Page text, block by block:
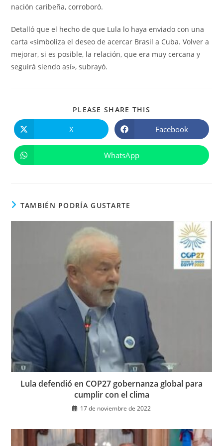
nación caribeña, corroboró.
Detalló que el hecho de que Lula lo haya enviado con una
carta «simboliza el deseo de acercar Brasil a Cuba. Volver a
mejorar, si es posible, la relación, que era muy cercana y
seguirá siendo así», subrayó.
PLEASE SHARE THIS
abre
en
ventana
X Se
abre
en
ventana
Facebook
Se
abre
WhatsApp
TAMBIÉN PODRÍA GUSTARTE
Lula defendió en COP27 gobernanza global para
cumplir con el clima
17 de noviembre de 2022